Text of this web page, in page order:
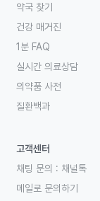
약국 찾기
건강 매거진
1분 FAQ
실시간 의료상담
의약품 사전
질환백과
고객센터
채팅 문의 : 채널톡
메일로 문의하기